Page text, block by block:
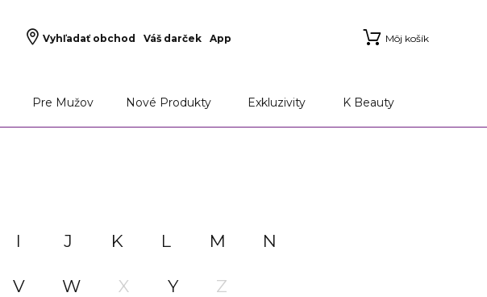
Vyhľadať obchod Váš darček App Môj košík
Pre Mužov Nové Produkty Exkluzivity K Beauty
I J K L M N
V W X Y Z